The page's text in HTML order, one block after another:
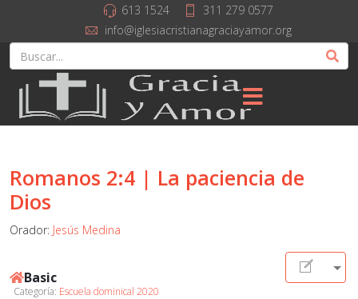
613 1524
311 279 0577
info@iglesiacristianagraciayamor.org
Romanos 2:4 | La paciencia de
Dios
Orador: Jesús Medina
Basic
Categoría: Escuela dominical 2020